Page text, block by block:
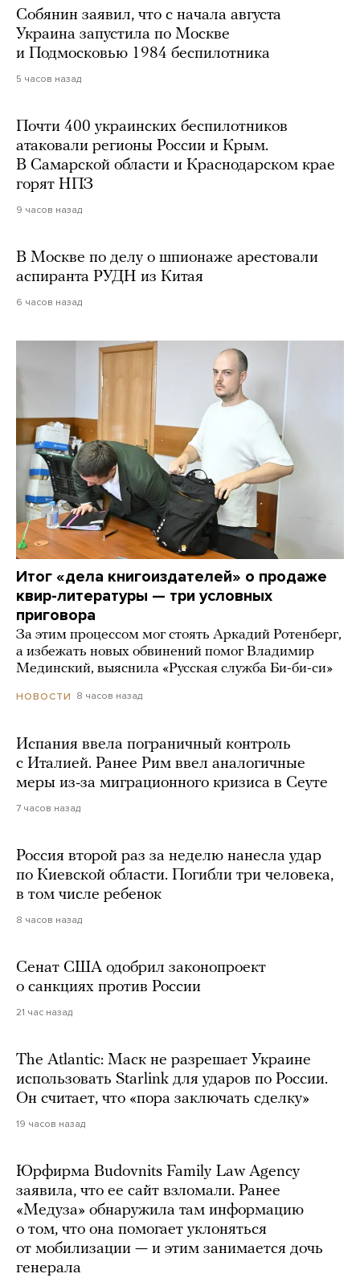
Собянин заявил, что с начала августа
Украина запустила по Москве
и Подмосковью 1984 беспилотника
5 часов назад
Почти 400 украинских беспилотников
атаковали регионы России и Крым.
В Самарской области и Краснодарском крае
горят НПЗ
9 часов назад
В Москве по делу о шпионаже арестовали
аспиранта РУДН из Китая
6 часов назад
Итог «дела книгоиздателей» о продаже
квир-литературы — три условных
приговора
За этим процессом мог стоять Аркадий Ротенберг,
а избежать новых обвинений помог Владимир
Мединский, выяснила «Русская служба Би-би-си»
НОВОСТИ 8 часов назад
Испания ввела пограничный контроль
с Италией. Ранее Рим ввел аналогичные
меры из-за миграционного кризиса в Сеуте
7 часов назад
Россия второй раз за неделю нанесла удар
по Киевской области. Погибли три человека,
в том числе ребенок
8 часов назад
Сенат США одобрил законопроект
о санкциях против России
21 час назад
The Atlantic: Маск не разрешает Украине
использовать Starlink для ударов по России.
Он считает, что «пора заключать сделку»
19 часов назад
Юрфирма Budovnits Family Law Agency
заявила, что ее сайт взломали. Ранее
«Медуза» обнаружила там информацию
о том, что она помогает уклоняться
от мобилизации — и этим занимается дочь
генерала